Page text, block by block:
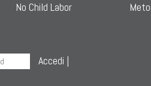
No Child Labor
Accedi |